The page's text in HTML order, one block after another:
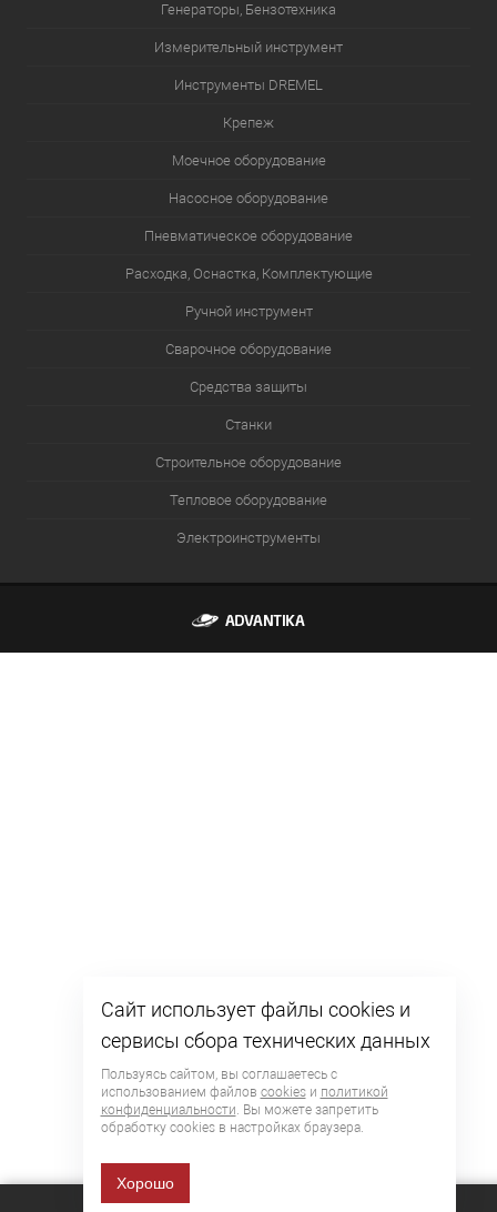
Генераторы, Бензотехника
Измерительный инструмент
Инструменты DREMEL
Крепеж
Моечное оборудование
Насосное оборудование
Пневматическое оборудование
Расходка, Оснастка, Комплектующие
Ручной инструмент
Сварочное оборудование
Средства защиты
Станки
Строительное оборудование
Тепловое оборудование
Электроинструменты
Сайт использует файлы cookies и
сервисы сбора технических данных
Пользуясь сайтом, вы соглашаетесь с
использованием файлов cookiesи политикой
конфиденциальности. Вы можете запретить
обработку сookies в настройках браузера.
Хорошо